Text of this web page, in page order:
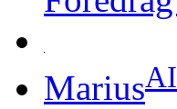
MariusAI